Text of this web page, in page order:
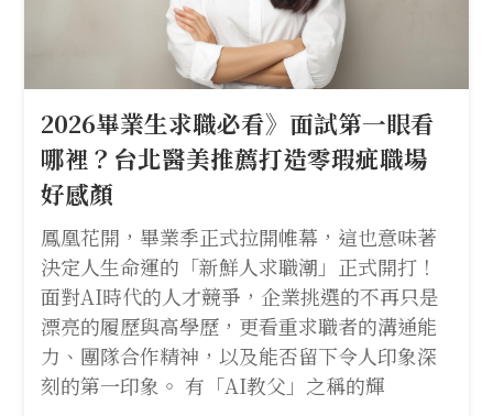
2026畢業生求職必看》面試第一眼看
哪裡？台北醫美推薦打造零瑕疵職場
好感顏
鳳凰花開，畢業季正式拉開帷幕，這也意味著
決定人生命運的「新鮮人求職潮」正式開打！
面對AI時代的人才競爭，企業挑選的不再只是
漂亮的履歷與高學歷，更看重求職者的溝通能
力、團隊合作精神，以及能否留下令人印象深
刻的第一印象。 有「AI教父」之稱的輝